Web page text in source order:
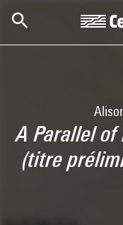
A Parallel
(titre